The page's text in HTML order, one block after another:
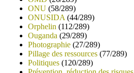
ONU (58/289)
ONUSIDA (44/289)
Orphelin (112/289)
Ouganda (29/289)
Photographie (27/289)
Pillage des ressources (77/289)
Politiques (120/289)